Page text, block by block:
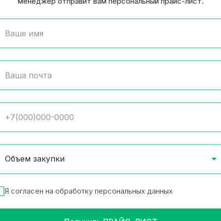
в упаковке
в наличии
В корзину
Варенной креветки
48 коробок в паллете
В
Я согласен на обработку персональных данных